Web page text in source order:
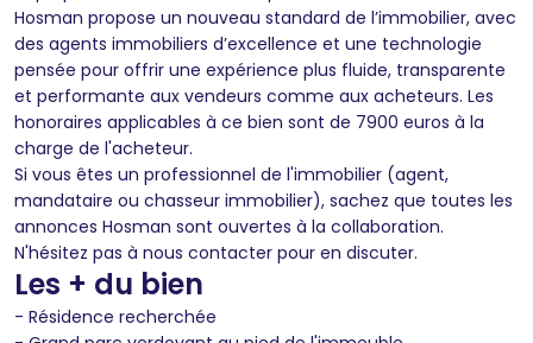
Hosman propose un nouveau standard de l’immobilier, avec
des agents immobiliers d’excellence et une technologie
pensée pour offrir une expérience plus fluide, transparente
et performante aux vendeurs comme aux acheteurs. Les
honoraires applicables à ce bien sont de 7900 euros à la
charge de l'acheteur.
Si vous êtes un professionnel de l'immobilier (agent,
mandataire ou chasseur immobilier), sachez que toutes les
annonces Hosman sont ouvertes à la collaboration.
N'hésitez pas à nous contacter pour en discuter.
Les + du bien
- Résidence recherchée